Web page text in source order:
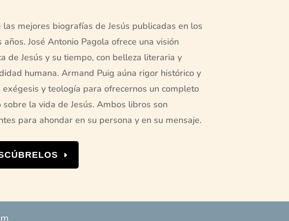
las mejores biografías de Jesús publicadas en los
años. José Antonio Pagola ofrece una visión
de Jesús y su tiempo, con belleza literaria y
humana. Armand Puig aúna rigor histórico y
exégesis y teología para ofrecernos un completo
sobre la vida de Jesús. Ambos libros son
para ahondar en su persona y en su mensaje.